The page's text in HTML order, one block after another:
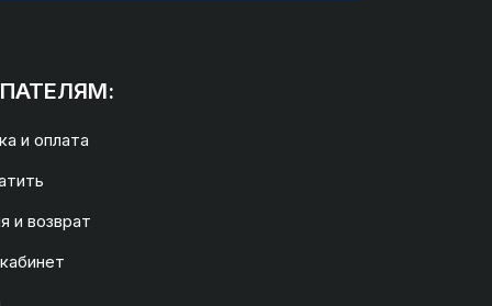
и оплата
и возврат